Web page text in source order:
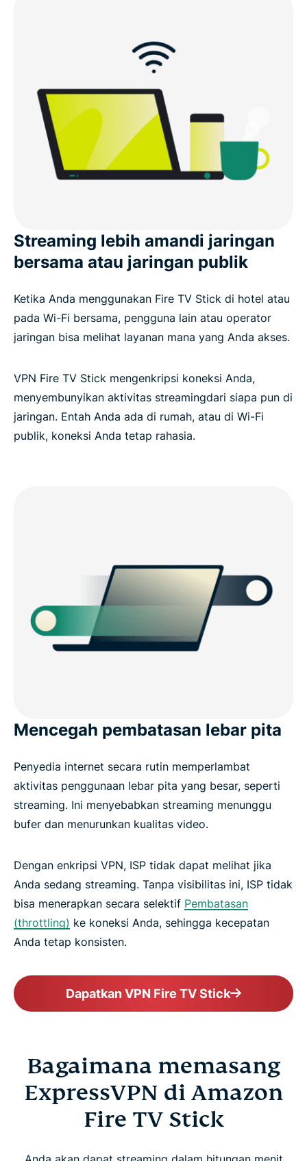
Streaming lebih amandi jaringan
bersama atau jaringan publik
Ketika Anda menggunakan Fire TV Stick di hotel atau
pada Wi-Fi bersama, pengguna lain atau operator
jaringan bisa melihat layanan mana yang Anda akses.
VPN Fire TV Stick mengenkripsi koneksi Anda,
menyembunyikan aktivitas streamingdari siapa pun di
jaringan. Entah Anda ada di rumah, atau di Wi-Fi
publik, koneksi Anda tetap rahasia.
Mencegah pembatasan lebar pita
Penyedia internet secara rutin memperlambat
aktivitas penggunaan lebar pita yang besar, seperti
streaming. Ini menyebabkan streaming menunggu
bufer dan menurunkan kualitas video.
Dengan enkripsi VPN, ISP tidak dapat melihat jika
Anda sedang streaming. Tanpa visibilitas ini, ISP tidak
bisa menerapkan secara selektif Pembatasan
(throttling) ke koneksi Anda, sehingga kecepatan
Anda tetap konsisten.
Dapatkan VPN Fire TV Stick
Bagaimana memasang
ExpressVPN di Amazon
Fire TV Stick